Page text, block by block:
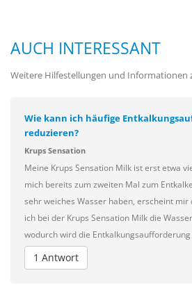
AUCH INTERESSANT
Weitere Hilfestellungen und Informationen
Wie kann ich häufige
reduzieren?
Krups Sensation
Meine Krups Sensation Milk ist erst etwa
mich bereits zum zweiten Mal zum
sehr weiches Wasser haben, erscheint mir
ich bei der Krups Sensation Milk die
wodurch wird die Entkalkungsaufforderung
1 Antwort